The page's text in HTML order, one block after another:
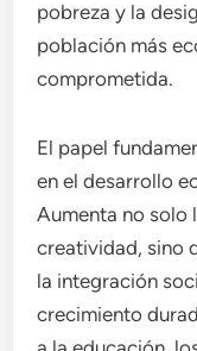
pobreza y la
población más
comprometida.
El papel
en el desarrollo
Aumenta no solo
creatividad, sino
la integración
crecimiento